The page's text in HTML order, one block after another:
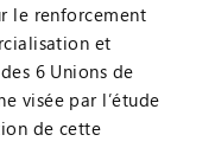
le renforcement
et
6 Unions de
visée par l’étude
de cette